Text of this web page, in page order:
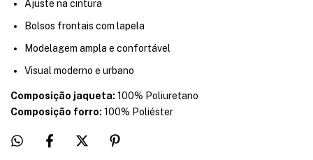
Ajuste na cintura
Bolsos frontais com lapela
Modelagem ampla e confortável
Visual moderno e urbano
Composição jaqueta: 100% Poliuretano
Composição forro: 100% Poliéster